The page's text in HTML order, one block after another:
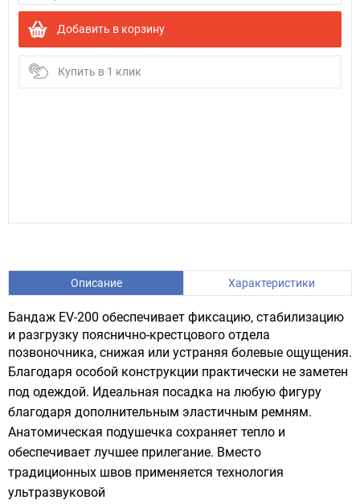
Добавить в корзину
Купить в 1 клик
Описание Характеристики
Бандаж EV-200 обеспечивает фиксацию, стабилизацию
и разгрузку пояснично-крестцового отдела
позвоночника, снижая или устраняя болевые ощущения.
Благодаря особой конструкции практически не заметен
под одеждой. Идеальная посадка на любую фигуру
благодаря дополнительным эластичным ремням.
Анатомическая подушечка сохраняет тепло и
обеспечивает лучшее прилегание. Вместо
традиционных швов применяется технология
ультразвуковой